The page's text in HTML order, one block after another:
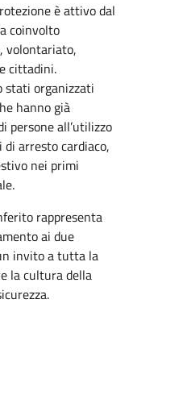
è attivo dal
coinvolto
volontariato,
cittadini.
stati organizzati
hanno già
persone all’utilizzo
di arresto cardiaco,
nei primi
rappresenta
ai due
invito a tutta la
la cultura della